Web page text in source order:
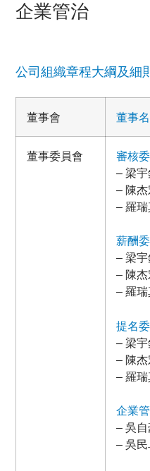
企業管治
公司組織章程大綱及細
董事會 董事
董事委員會
審核
– 梁
– 陳
– 羅
薪酬
– 梁
– 陳
– 羅
提名
– 梁
– 陳
– 羅
企業
– 吳
– 吳